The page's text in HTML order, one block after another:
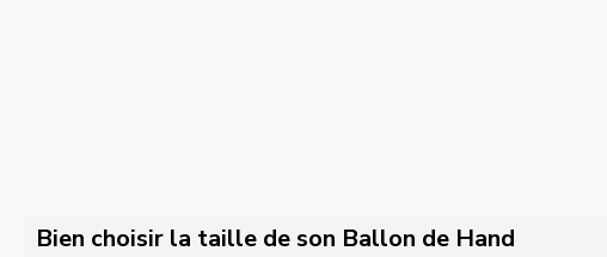
Bien choisir la taille de son Ballon de Hand